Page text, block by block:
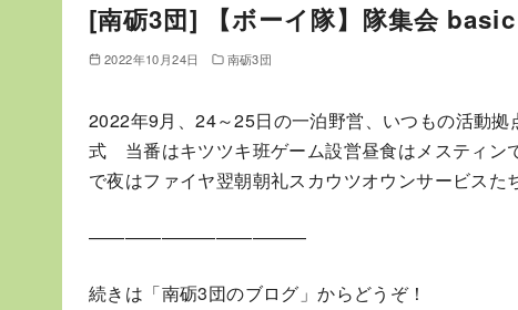
[南砺3団] 【ボーイ隊】隊集会
2022年10月24日 南砺3団
2022年9月、24～25日の一泊野営、いつもの活動
式 当番はキツツキ班ゲーム設営昼食はメスティン
で夜はファイヤ翌朝朝礼スカウツオウンサービス
————————————
続きは「南砺3団のブログ」からどうぞ！